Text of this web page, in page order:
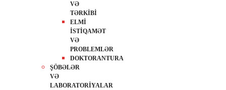
VƏ
TƏRKİBİ
ELMİ
İSTİQAMƏT
VƏ
PROBLEMLƏR
DOKTORANTURA
ŞÖBƏLƏR
VƏ
LABORATORİYALAR